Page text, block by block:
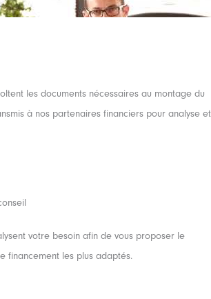
les documents nécessaires au montage du
à nos partenaires financiers pour analyse et
votre besoin afin de vous proposer le
financement les plus adaptés.